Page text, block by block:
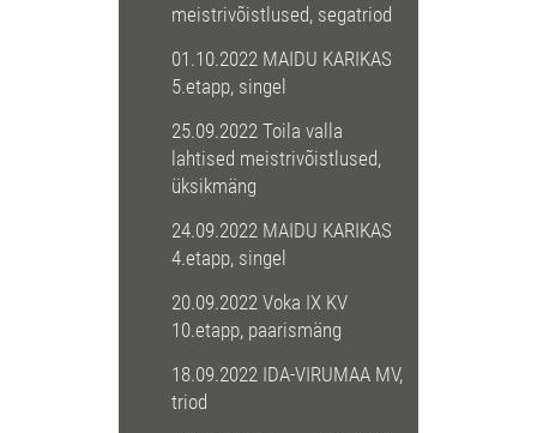
meistrivõistlused, segatriod
01.10.2022 MAIDU KARIKAS
5.etapp, singel
25.09.2022 Toila valla
lahtised meistrivõistlused,
üksikmäng
24.09.2022 MAIDU KARIKAS
4.etapp, singel
20.09.2022 Voka IX KV
10.etapp, paarismäng
18.09.2022 IDA-VIRUMAA MV,
triod